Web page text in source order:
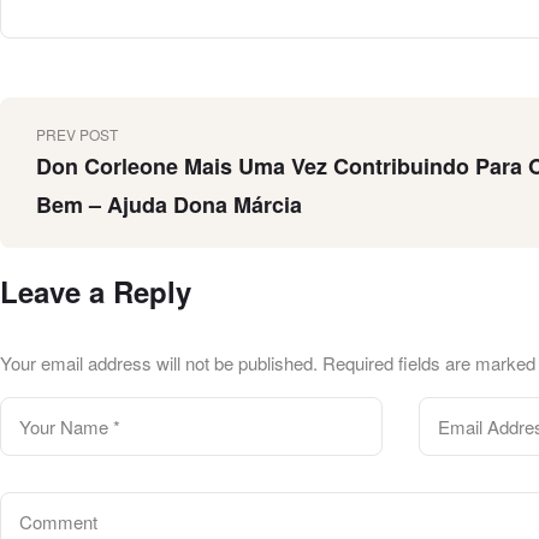
PREV POST
Don Corleone Mais Uma Vez Contribuindo Para
Bem – Ajuda Dona Márcia
Leave a Reply
Your email address will not be published. Required fields are marked